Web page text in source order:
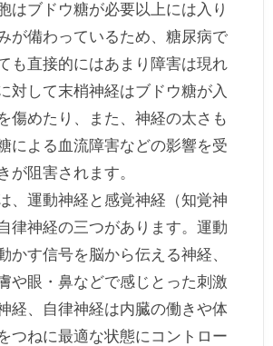
はブドウ糖が必要以上には入り
が備わっているため、糖尿病で
も直接的にはあまり障害は現れ
対して末梢神経はブドウ糖が入
傷めたり、また、神経の太さも
による血流障害などの影響を受
が阻害されます。
、運動神経と感覚神経（知覚神
律神経の三つがあります。運動
かす信号を脳から伝える神経、
や眼・鼻などで感じとった刺激
経、自律神経は内臓の働きや体
つねに最適な状態にコントロー